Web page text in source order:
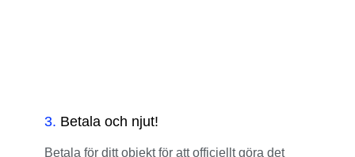
3. Betala och njut!
Betala för ditt objekt för att officiellt göra det